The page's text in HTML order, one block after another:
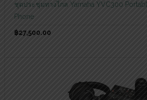
ชุดประชุมทางไกล Yamaha YVC300
Phone
฿27,500.00